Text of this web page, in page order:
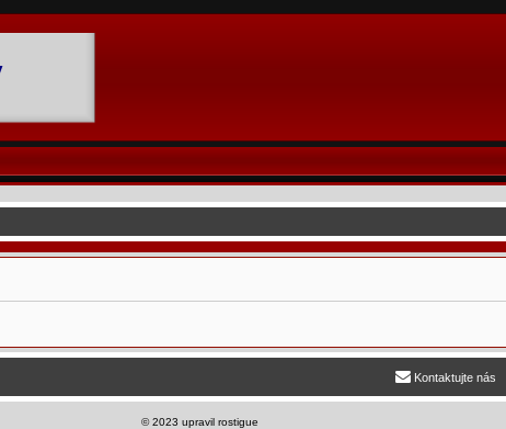
Kontaktujte nás
©2023 upravil rostigue